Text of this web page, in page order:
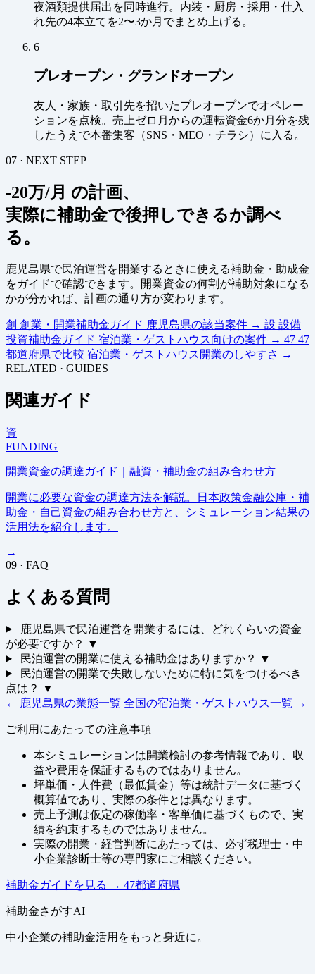
夜酒類提供届出を同時進行。内装・厨房・採用・仕入
れ先の4本立てを2〜3か月でまとめ上げる。
6
プレオープン・グランドオープン
友人・家族・取引先を招いたプレオープンでオペレー
ションを点検。売上ゼロ月からの運転資金6か月分を残
したうえで本番集客（SNS・MEO・チラシ）に入る。
07 · NEXT STEP
-20万/月 の計画、
実際に補助金で後押しできるか調べ
る。
鹿児島県で民泊運営を開業するときに使える補助金・助成金
をガイドで確認できます。開業資金の何割が補助対象になる
かが分かれば、計画の通り方が変わります。
創 創業・開業補助金ガイド 鹿児島県の該当案件 → 設 設備
投資補助金ガイド 宿泊業・ゲストハウス向けの案件 → 47 47
都道府県で比較 宿泊業・ゲストハウス開業のしやすさ →
RELATED · GUIDES
関連ガイド
資
FUNDING
開業資金の調達ガイド｜融資・補助金の組み合わせ方
開業に必要な資金の調達方法を解説。日本政策金融公庫・補
助金・自己資金の組み合わせ方と、シミュレーション結果の
活用法を紹介します。
→
09 · FAQ
よくある質問
鹿児島県で民泊運営を開業するには、どれくらいの資金
が必要ですか？
▼
民泊運営の開業に使える補助金はありますか？
▼
民泊運営の開業で失敗しないために特に気をつけるべき
点は？
▼
← 鹿児島県の業態一覧 全国の宿泊業・ゲストハウス一覧 →
ご利用にあたっての注意事項
本シミュレーションは開業検討の参考情報であり、収
益や費用を保証するものではありません。
坪単価・人件費（最低賃金）等は統計データに基づく
概算値であり、実際の条件とは異なります。
売上予測は仮定の稼働率・客単価に基づくもので、実
績を約束するものではありません。
実際の開業・経営判断にあたっては、必ず税理士・中
小企業診断士等の専門家にご相談ください。
補助金ガイドを見る → 47都道府県
補助金さがすAI
中小企業の補助金活用をもっと身近に。